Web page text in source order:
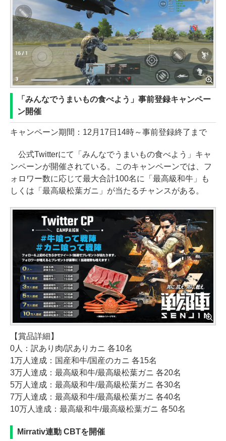
「みんなでうまいもの食べよう」事前登録キャンペー
ン開催
キャンペーン期間：12月17日14時～事前登録終了まで
公式Twitterにて「みんなでうまいもの食べよう」キャ
ンペーンが開催されている。このキャンペーンでは、フ
ォロワー数に応じて最大合計100名に「最高級和牛」も
しくは「最高級松葉ガニ」が当たるチャンスがある。
【賞品詳細】
0人：訳あり肉/訳ありカニ 各10名
1万人達成：国産和牛/国産のカニ 各15名
3万人達成：最高級和牛/最高級松葉ガニ 各20名
5万人達成：最高級和牛/最高級松葉ガニ 各30名
7万人達成：最高級和牛/最高級松葉ガニ 各40名
10万人達成：最高級和牛/最高級松葉ガニ 各50名
Mirrativ連動 CBTを開催